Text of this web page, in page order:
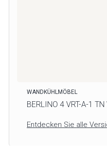
WANDKÜHLMÖBEL
BERLINO 4 VRT-A-1 TN
Entdecken Sie alle